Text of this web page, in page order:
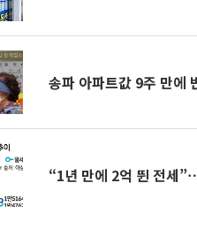
송파 아파트값 9주 만에
“1년 만에 2억 뛴 전세